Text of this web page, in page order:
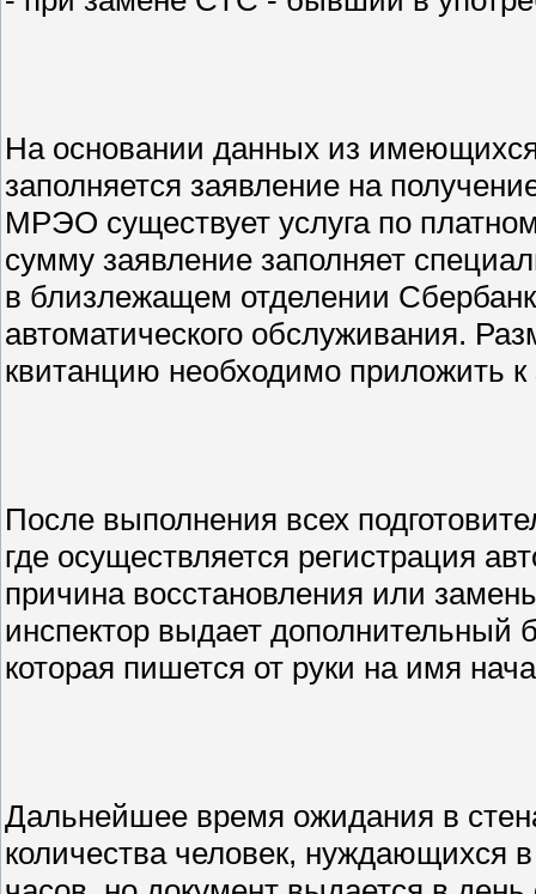
На основании данных из
заполняется заявление на
МРЭО существует услуга по
сумму заявление заполняет
в близлежащем отделении
автоматического обслуживания.
квитанцию необходимо приложить
После выполнения всех
где осуществляется регистрация
причина восстановления или
инспектор выдает дополнительный
которая пишется от руки на имя
Дальнейшее время ожидания в
количества человек, нуждающихся